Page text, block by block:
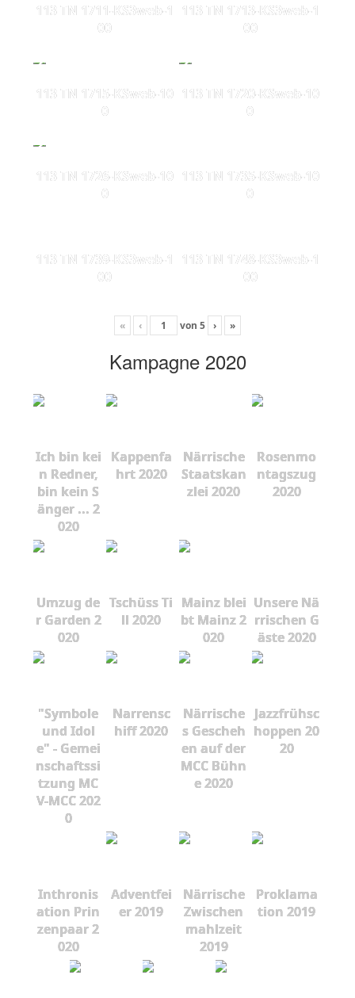
113 TN 1711-KS3web-1
00
113 TN 1713-KS3web-1
00
113 TN 1715-KSweb-10
0
113 TN 1720-KSweb-10
0
113 TN 1726-KSweb-10
0
113 TN 1735-KSweb-10
0
113 TN 1739-KS3web-1
00
113 TN 1748-KS3web-1
00
« ‹ von 5 › »
Kampagne 2020
Ich bin kei
n Redner,
bin kein S
änger ... 2
020
Kappenfa
hrt 2020
Närrische
Staatskan
zlei 2020
Rosenmo
ntagszug
2020
Umzug de
r Garden 2
020
Tschüss Ti
ll 2020
Mainz blei
bt Mainz 2
020
Unsere Nä
rrischen G
äste 2020
"Symbole
und Idol
e" - Gemei
nschaftssi
tzung MC
V-MCC 202
0
Narrensc
hiff 2020
Närrische
s Gescheh
en auf der
MCC Bühn
e 2020
Jazzfrühsc
hoppen 20
20
Inthronis
ation Prin
zenpaar 2
020
Adventfei
er 2019
Närrische
Zwischen
mahlzeit
2019
Proklama
tion 2019